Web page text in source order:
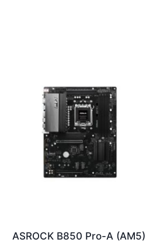
ASROCK B850 Pro-A (AM5)